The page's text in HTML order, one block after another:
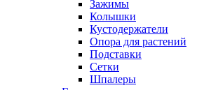
Зажимы
Колышки
Кустодержатели
Опора для растений
Подставки
Сетки
Шпалеры